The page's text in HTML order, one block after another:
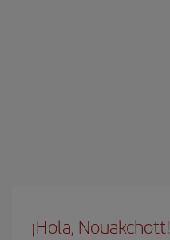
¡Hola, Nouakchott!